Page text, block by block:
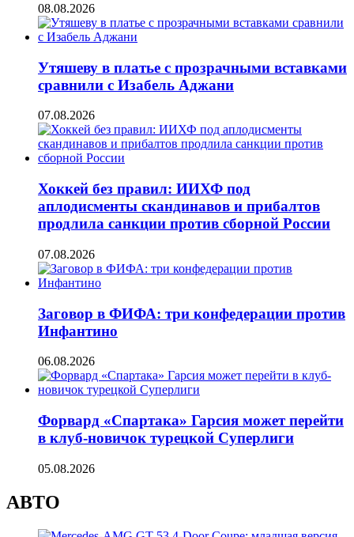
08.08.2026
Утяшеву в платье с прозрачными вставками
сравнили с Изабель Аджани
07.08.2026
Хоккей без правил: ИИХФ под
аплодисменты скандинавов и прибалтов
продлила санкции против сборной России
07.08.2026
Заговор в ФИФА: три конфедерации против
Инфантино
06.08.2026
Форвард «Спартака» Гарсия может перейти
в клуб-новичок турецкой Суперлиги
05.08.2026
АВТО